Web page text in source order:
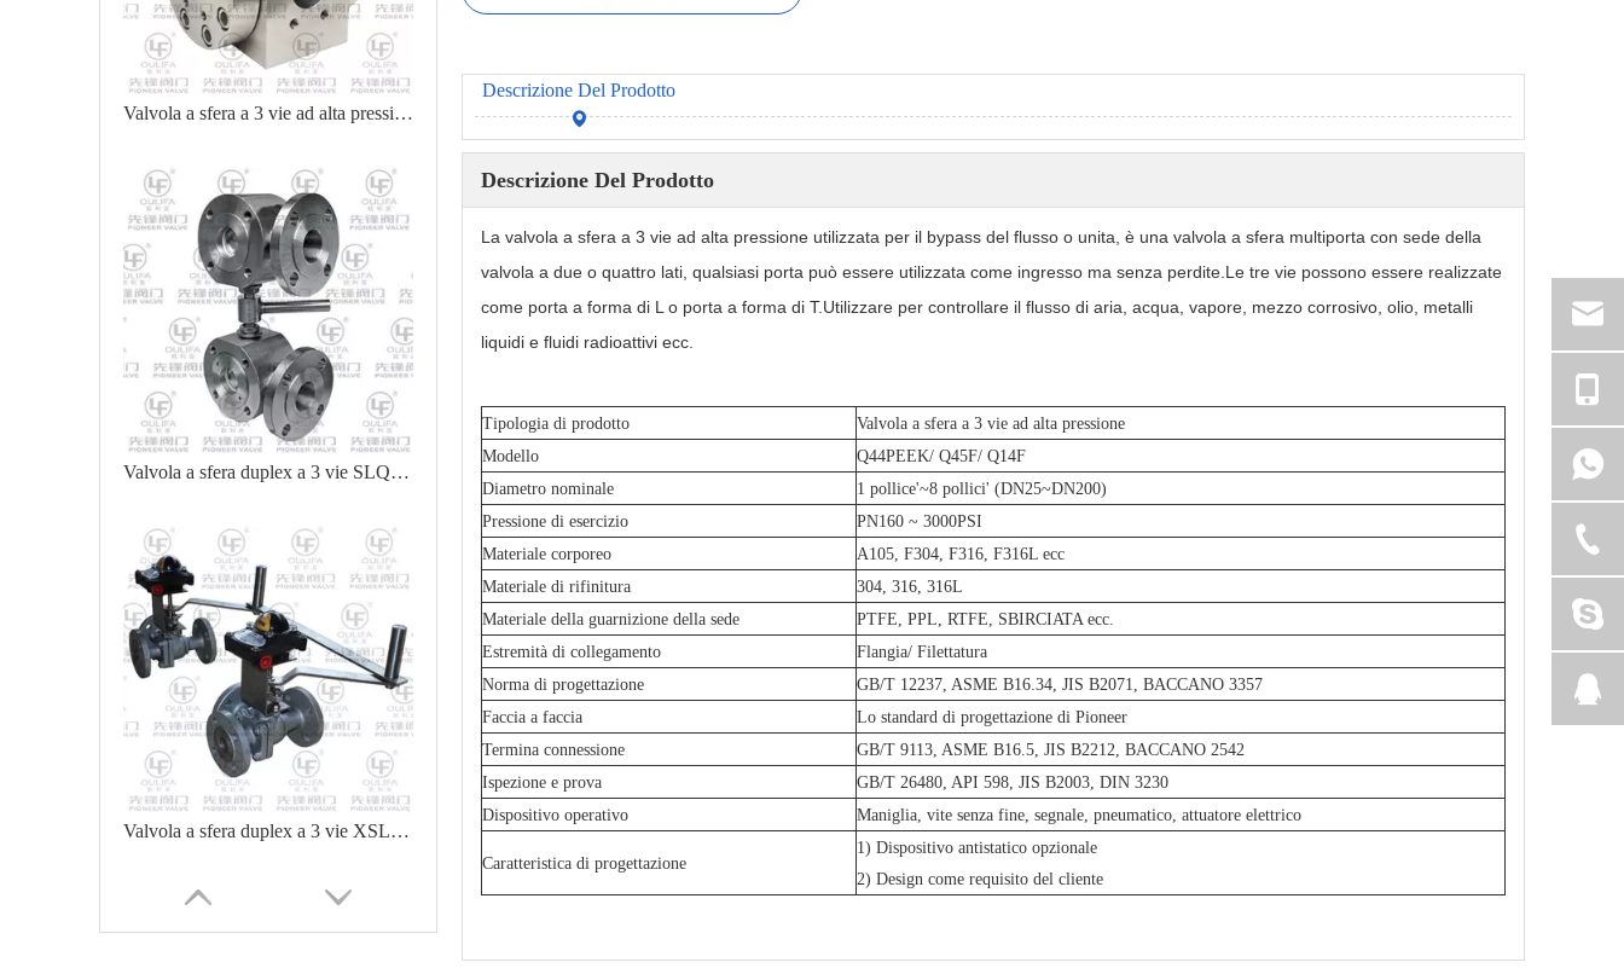
Valvola a sfera a 3 vie ad alta pressione Q44PEEK-3000PSI
Valvola a sfera duplex a 3 vie SLQ74F
Valvola a sfera duplex a 3 vie XSLQ44F
Descrizione Del Prodotto
Descrizione Del Prodotto
La valvola a sfera a 3 vie ad alta pressione utilizzata per il bypass del flusso o unita, è una valvola a sfera multiporta con sede della
valvola a due o quattro lati, qualsiasi porta può essere utilizzata come ingresso ma senza perdite.Le tre vie possono essere realizzate
come porta a forma di L o porta a forma di T.Utilizzare per controllare il flusso di aria, acqua, vapore, mezzo corrosivo, olio, metalli
liquidi e fluidi radioattivi ecc.
Tipologia di prodotto
Valvola a sfera a 3 vie ad alta pressione
Modello
Q44PEEK/ Q45F/ Q14F
Diametro nominale
1 pollice'~8 pollici' (DN25~DN200)
Pressione di esercizio
PN160 ~ 3000PSI
Materiale corporeo
A105, F304, F316, F316L ecc
Materiale di rifinitura
304, 316, 316L
Materiale della guarnizione della sede
PTFE, PPL, RTFE, SBIRCIATA ecc.
Estremità di collegamento
Flangia/ Filettatura
Norma di progettazione
GB/T 12237, ASME B16.34, JIS B2071, BACCANO 3357
Faccia a faccia
Lo standard di progettazione di Pioneer
Termina connessione
GB/T 9113, ASME B16.5, JIS B2212, BACCANO 2542
Ispezione e prova
GB/T 26480, API 598, JIS B2003, DIN 3230
Dispositivo operativo
Maniglia, vite senza fine, segnale, pneumatico, attuatore elettrico
Caratteristica di progettazione
1) Dispositivo antistatico opzionale
2) Design come requisito del cliente